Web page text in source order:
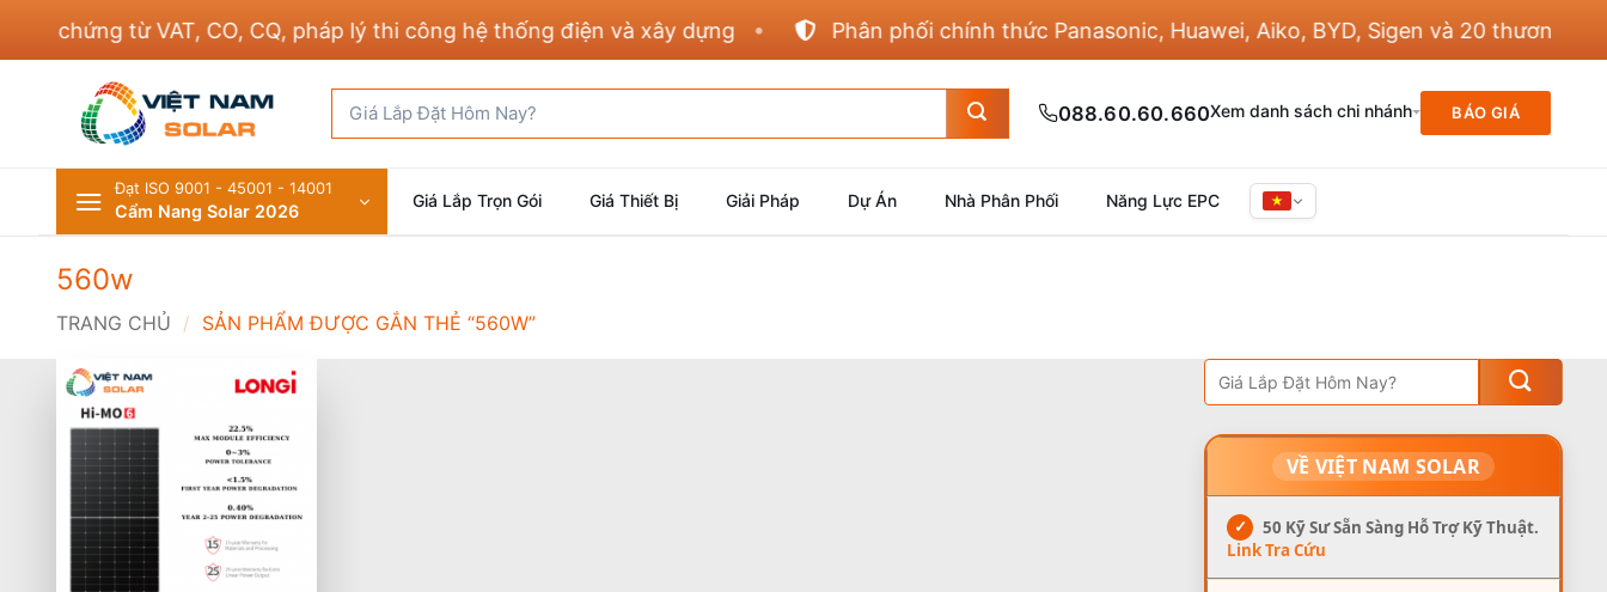
chứng từ VAT, CO, CQ, pháp lý thi công hệ thống điện và xây dựng Phân phối chính thức Panasonic, Huawei, Aiko, BYD, Sigen và 20 thương hiệu
kiếm:
088.60.60.660Xem danh sách chi nhánh BÁO GIÁ
Đạt ISO 9001 - 45001 - 14001
Cẩm Nang Solar 2026 Giá Lắp Trọn Gói Giá Thiết Bị Giải Pháp Dự Án Nhà Phân Phối Năng Lực EPC
560w
TRANG CHỦ / SẢN PHẨM ĐƯỢC GẮN THẺ “560W”
VỀ VIỆT NAM SOLAR
✓
50 Kỹ Sư Sẵn Sàng Hỗ Trợ Kỹ Thuật.
Link Tra Cứu